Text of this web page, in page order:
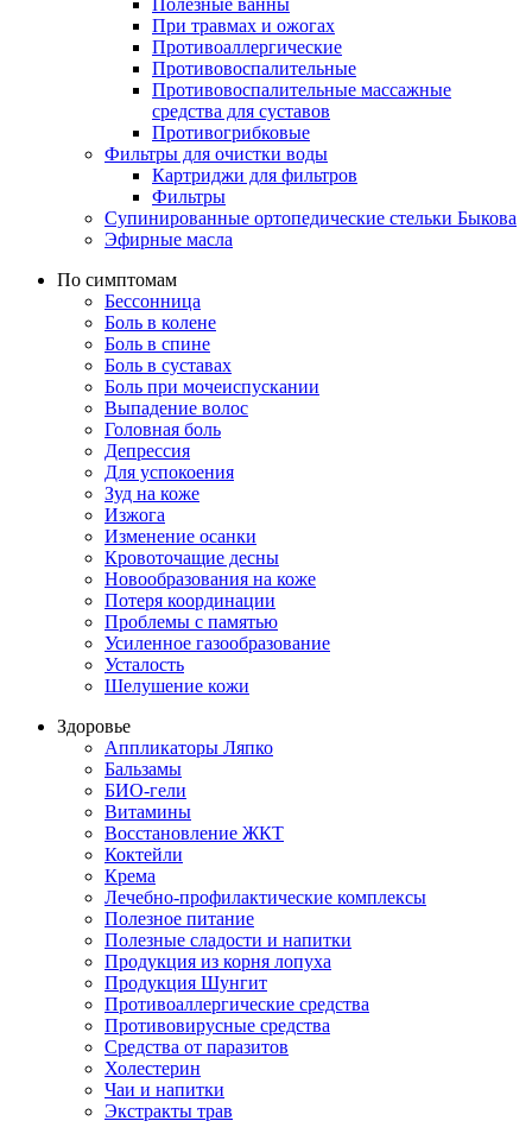
Полезные ванны
При травмах и ожогах
Противоаллергические
Противовоспалительные
Противовоспалительные массажные
средства для суставов
Противогрибковые
Фильтры для очистки воды
Картриджи для фильтров
Фильтры
Супинированные ортопедические стельки Быкова
Эфирные масла
По симптомам
Бессонница
Боль в колене
Боль в спине
Боль в суставах
Боль при мочеиспускании
Выпадение волос
Головная боль
Депрессия
Для успокоения
Зуд на коже
Изжога
Изменение осанки
Кровоточащие десны
Новообразования на коже
Потеря координации
Проблемы с памятью
Усиленное газообразование
Усталость
Шелушение кожи
Здоровье
Аппликаторы Ляпко
Бальзамы
БИО-гели
Витамины
Восстановление ЖКТ
Коктейли
Крема
Лечебно-профилактические комплексы
Полезное питание
Полезные сладости и напитки
Продукция из корня лопуха
Продукция Шунгит
Противоаллергические средства
Противовирусные средства
Средства от паразитов
Холестерин
Чаи и напитки
Экстракты трав